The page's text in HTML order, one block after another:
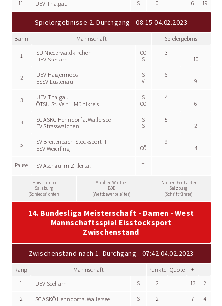
11 UEV Thalgau S 0 6 19
Spielergebnisse 2. Durchgang - 08:15 04.02.2023
Bahn Mannschaft Spielergebnis
1
SU Niederwaldkirchen
UEV Seeham
OÖ
S
3
10
2
UEV Haigermoos
ESSV Lustenau
S
V
6
9
3
UEV Thalgau
ÖTSU St. Veit i. Mühlkreis
S
OÖ
4
6
4
SC ASKÖ Henndorf a.Wallersee
EV Strasswalchen
S
S
5
2
5
SV Breitenbach Stocksport II
ESV Weierfing
T
OÖ
9
4
Pause SV Aschau im Zillertal T
Horst Tucho
Salzburg
(Schiedsrichter)
Manfred Wallner
BÖE
(Wettbewerbsleiter)
Norbert Gschaider
Salzburg
(Schriftführer)
14. Bundesliga Meisterschaft - Damen - West
Mannschaftsspiel Eisstocksport
Zwischenstand
Zwischenstand nach 1. Durchgang - 07:42 04.02.2023
Rang Mannschaft Punkte Quote + -
1 UEV Seeham S 2 13 2
2 SC ASKÖ Henndorf a.Wallersee S 2 7 4